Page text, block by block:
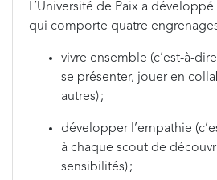
L’Université de Paix a
qui comporte quatre
vivre ensemble (c’est-à-
se présenter, jouer en
autres) ;
développer l’empathie
à chaque scout de
sensibilités) ;